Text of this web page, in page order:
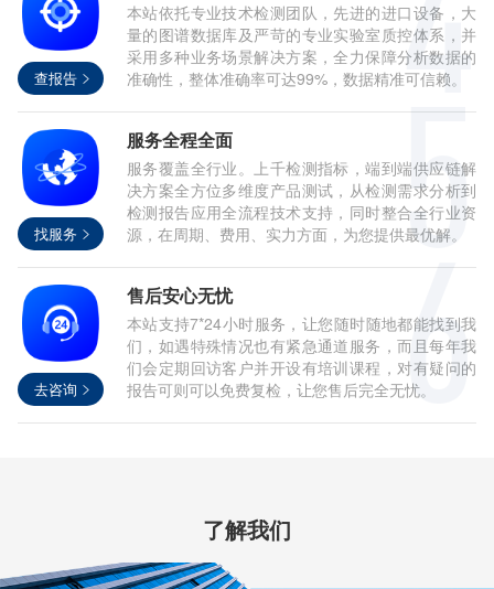
查报告
本站依托专业技术检测团队，先进的进口设备，大
量的图谱数据库及严苛的专业实验室质控体系，并
采用多种业务场景解决方案，全力保障分析数据的
准确性，整体准确率可达99%，数据精准可信赖。
找服务
服务全程全面
服务覆盖全行业。上千检测指标，端到端供应链解
决方案全方位多维度产品测试，从检测需求分析到
检测报告应用全流程技术支持，同时整合全行业资
源，在周期、费用、实力方面，为您提供最优解。
去咨询
售后安心无忧
本站支持7*24小时服务，让您随时随地都能找到我
们，如遇特殊情况也有紧急通道服务，而且每年我
们会定期回访客户并开设有培训课程，对有疑问的
报告可则可以免费复检，让您售后完全无忧。
了解我们